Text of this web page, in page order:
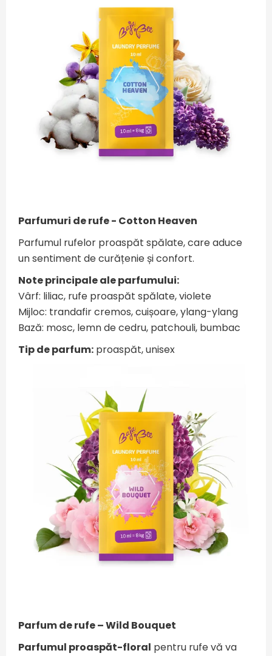
Parfumuri de rufe - Cotton Heaven
Parfumul rufelor proaspăt spălate, care aduce
un sentiment de curățenie și confort.
Note principale ale parfumului:
Vârf: liliac, rufe proaspăt spălate, violete
Mijloc: trandafir cremos, cuișoare, ylang-ylang
Bază: mosc, lemn de cedru, patchouli, bumbac
Tip de parfum: proaspăt, unisex
Parfum de rufe – Wild Bouquet
Parfumul proaspăt-floral pentru rufe vă va